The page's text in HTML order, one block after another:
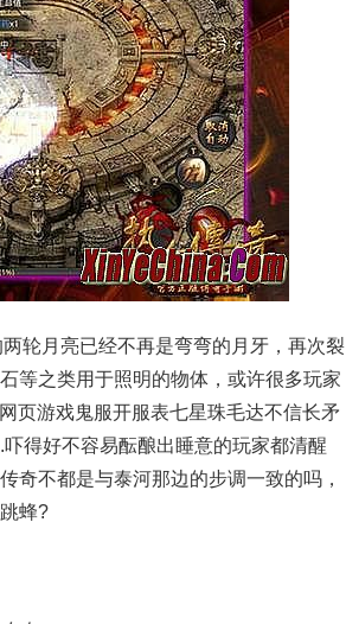
轮月亮已经不再是弯弯的月牙，再次裂
等之类用于照明的物体，或许很多玩家
页游戏鬼服开服表七星珠毛达不信长矛
得好不容易酝酿出睡意的玩家都清醒
奇不都是与泰河那边的步调一致的吗，
蜂?